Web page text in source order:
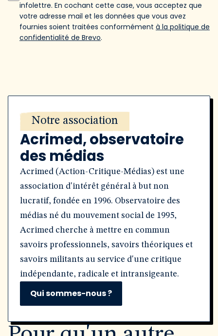
infolettre. En cochant cette case, vous acceptez que
votre adresse mail et les données que vous avez
fournies soient traitées conformément à la politique de
confidentialité de Brevo.
Notre association
Acrimed, observatoire
des médias
Acrimed (Action-Critique-Médias) est une
association d'intérêt général à but non
lucratif, fondée en 1996. Observatoire des
médias né du mouvement social de 1995,
Acrimed cherche à mettre en commun
savoirs professionnels, savoirs théoriques et
savoirs militants au service d'une critique
indépendante, radicale et intransigeante.
Qui sommes-nous ?